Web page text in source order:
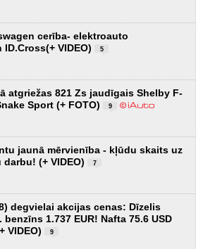
cerība- elektroauto
VIDEO)
5
atgriežas 821 Zs jaudīgais Shelby F-
Sport (+ FOTO)
9
jaunā mērvienība - kļūdu skaits uz
(+ VIDEO)
7
degvielai akcijas cenas: Dīzelis
benzīns 1.737 EUR! Nafta 75.6 USD
VIDEO)
9